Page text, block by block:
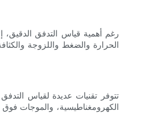
رغم أهمية قياس التدفق
الحرارة والضغط واللزوجة
تتوفر تقنيات عديدة لقياس
الكهرومغناطيسية، والموجات